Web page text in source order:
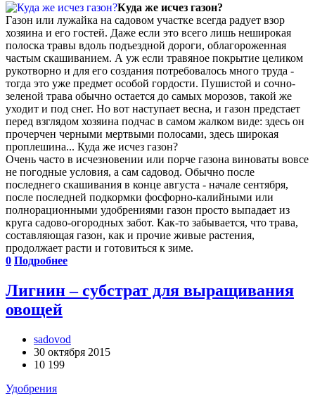
Куда же исчез газон?
Газон или лужайка на садовом участке всегда радует взор
хозяина и его гостей. Даже если это всего лишь неширокая
полоска травы вдоль подъездной дороги, облагороженная
частым скашиванием. А уж если травяное покрытие целиком
рукотворно и для его создания потребовалось много труда -
тогда это уже предмет особой гордости. Пушистой и сочно-
зеленой трава обычно остается до самых морозов, такой же
уходит и под снег. Но вот наступает весна, и газон предстает
перед взглядом хозяина подчас в самом жалком виде: здесь он
прочерчен черными мертвыми полосами, здесь широкая
проплешина... Куда же исчез газон?
Очень часто в исчезновении или порче газона виноваты вовсе
не погодные условия, а сам садовод. Обычно после
последнего скашивания в конце августа - начале сентября,
после последней подкормки фосфорно-калийными или
полнорационными удобрениями газон просто выпадает из
круга садово-огородных забот. Как-то забывается, что трава,
составляющая газон, как и прочие живые растения,
продолжает расти и готовиться к зиме.
0 Подробнее
Лигнин – субстрат для выращивания
овощей
sadovod
30 октября 2015
10 199
Удобрения